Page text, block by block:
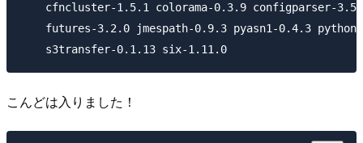
cfncluster-1.5.1 colorama-0.3.9 configparser-
futures-3.2.0 jmespath-0.9.3 pyasn1-0.4.3
こんどは入りました！